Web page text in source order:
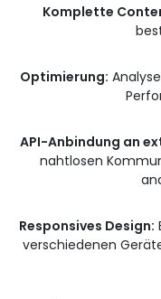
Komplette
Optimierung:
API-Anbindung an
nahtlosen
Responsives Design:
verschiedenen